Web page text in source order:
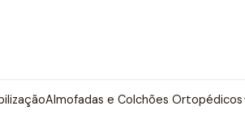
Almofadas e Colchões Ortopédicos
Estrella